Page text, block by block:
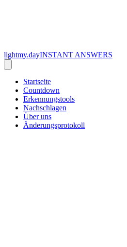
lightmy.dayINSTANT ANSWERS
Startseite
Countdown
Erkennungstools
Nachschlagen
Über uns
Änderungsprotokoll